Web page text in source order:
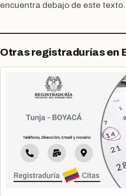
encuentra debajo de este texto.
Otras registradurías en